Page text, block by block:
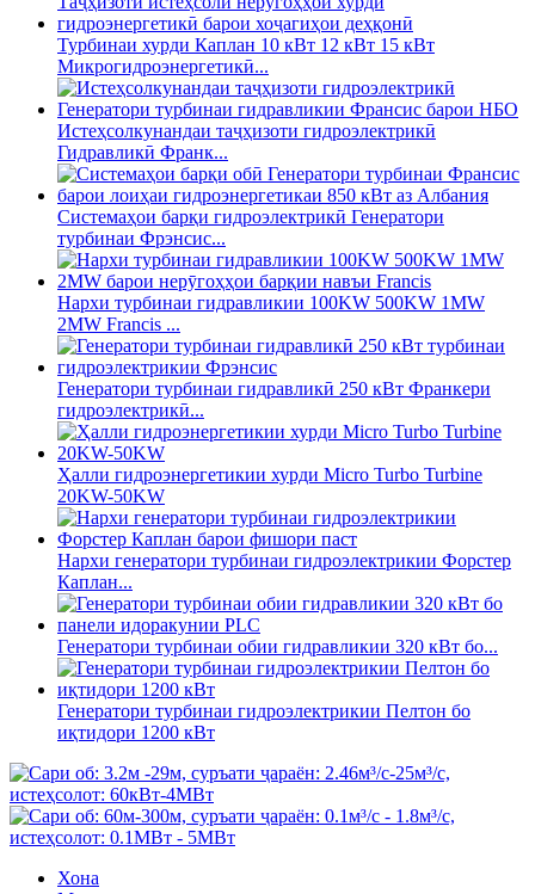
Турбинаи хурди Каплан 10 кВт 12 кВт 15 кВт
Микрогидроэнергетикӣ...
Истеҳсолкунандаи таҷҳизоти гидроэлектрикӣ
Гидравликӣ Франк...
Системаҳои барқи гидроэлектрикӣ Генератори
турбинаи Фрэнсис...
Нархи турбинаи гидравликии 100KW 500KW 1MW
2MW Francis ...
Генератори турбинаи гидравликӣ 250 кВт Франкери
гидроэлектрикӣ...
Ҳалли гидроэнергетикии хурди Micro Turbo Turbine
20KW-50KW
Нархи генератори турбинаи гидроэлектрикии Форстер
Каплан...
Генератори турбинаи обии гидравликии 320 кВт бо...
Генератори турбинаи гидроэлектрикии Пелтон бо
иқтидори 1200 кВт
Хона